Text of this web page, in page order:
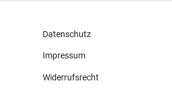
Datenschutz
Impressum
Widerrufsrecht